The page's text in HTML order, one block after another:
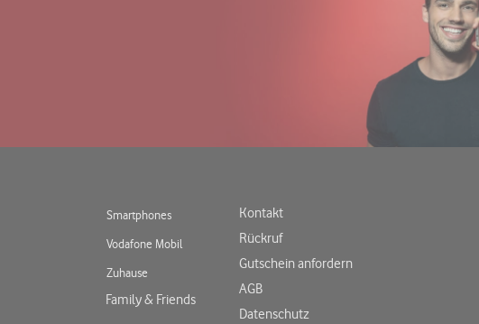
Smartphones
Vodafone Mobil
Zuhause
Family & Friends
Kontakt
Rückruf
Gutschein anfordern
AGB
Datenschutz